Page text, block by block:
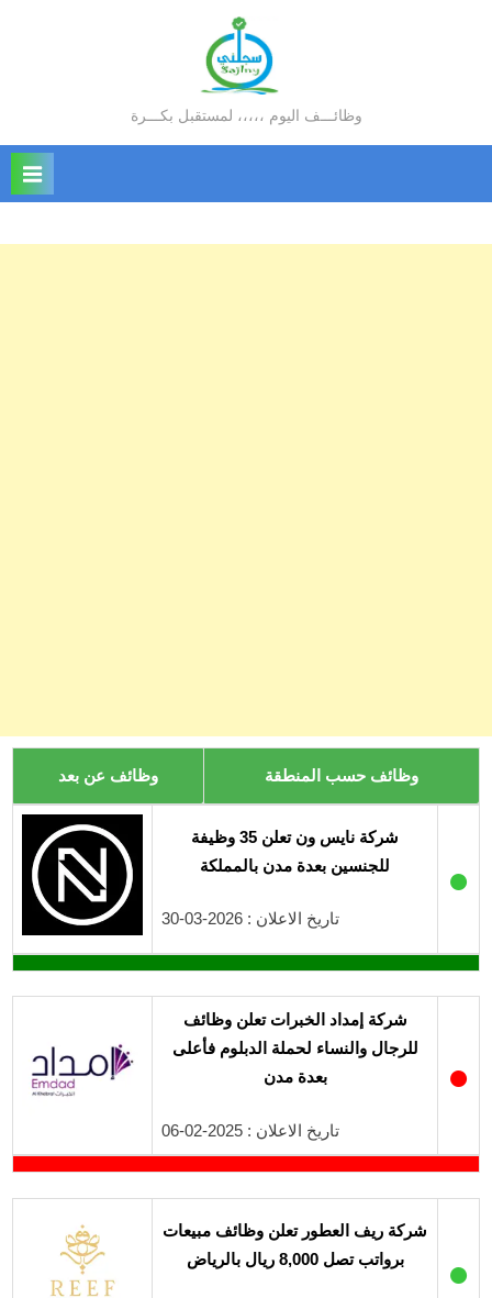
سجلني
وظائـــف اليوم ،،،،، لمستقبل بكـــرة
وظائف حسب المنطقة وظائف عن بعد
●
شركة نايس ون تعلن 35 وظيفة
للجنسين بعدة مدن بالمملكة
تاريخ الاعلان : 2026-03-30
●
شركة إمداد الخبرات تعلن وظائف
للرجال والنساء لحملة الدبلوم فأعلى
بعدة مدن
تاريخ الاعلان : 2025-02-06
●
شركة ريف العطور تعلن وظائف مبيعات
برواتب تصل 8,000 ريال بالرياض